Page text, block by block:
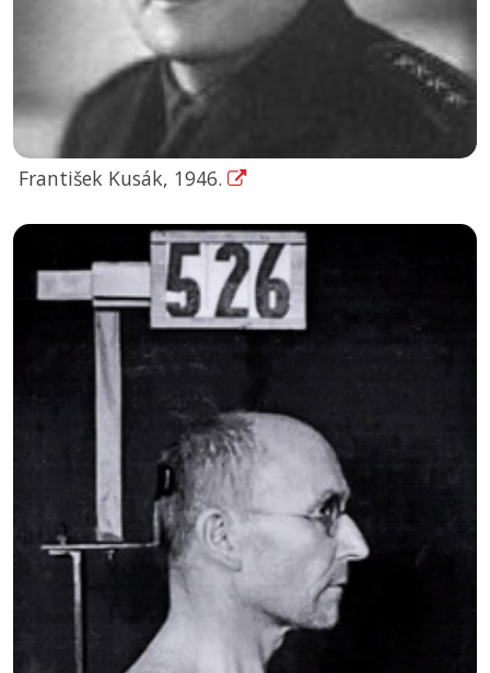
František Kusák, 1946.